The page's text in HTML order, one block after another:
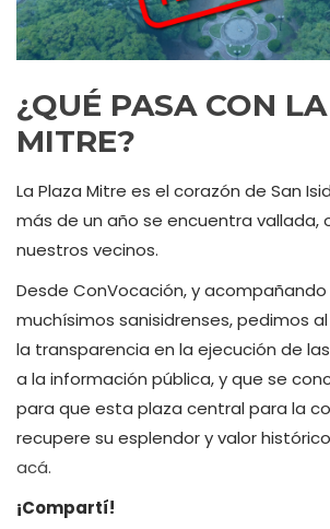
¿QUÉ PASA CON
MITRE?
La Plaza Mitre es el corazón de San
más de un año se encuentra vallada,
nuestros vecinos.
Desde ConVocación, y
muchísimos sanisidrenses, pedimos al
la transparencia en la ejecución de
a la información pública, y que se
para que esta plaza central para la
recupere su esplendor y valor
acá.
¡Compartí!